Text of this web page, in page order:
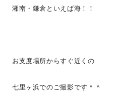
湘南・鎌倉といえば海！！
お支度場所からすぐ近くの
七里ヶ浜でのご撮影です＾＾